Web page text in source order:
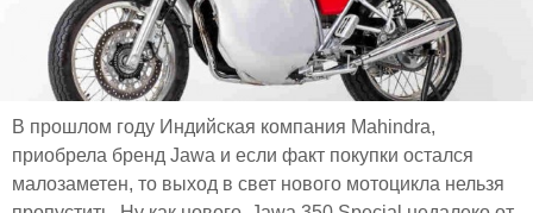
В прошлом году Индийская компания Mahindra,
приобрела бренд Jawa и если факт покупки остался
малозаметен, то выход в свет нового мотоцикла нельзя